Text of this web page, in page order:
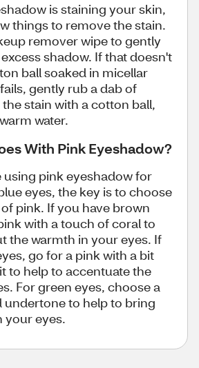
is staining your skin,
things to remove the stain.
remover wipe to gently
shadow. If that doesn't
ball soaked in micellar
gently rub a dab of
stain with a cotton ball,
water.
With Pink Eyeshadow?
pink eyeshadow for
eyes, the key is to choose
pink. If you have brown
with a touch of coral to
the warmth in your eyes. If
go for a pink with a bit
to help to accentuate the
For green eyes, choose a
undertone to help to bring
your eyes.